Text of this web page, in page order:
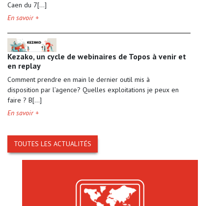
Caen du 7[...]
En savoir +
Kezako, un cycle de webinaires de Topos à venir et
en replay
Comment prendre en main le dernier outil mis à
disposition par l’agence? Quelles exploitations je peux en
faire ? B[...]
En savoir +
TOUTES LES ACTUALITÉS